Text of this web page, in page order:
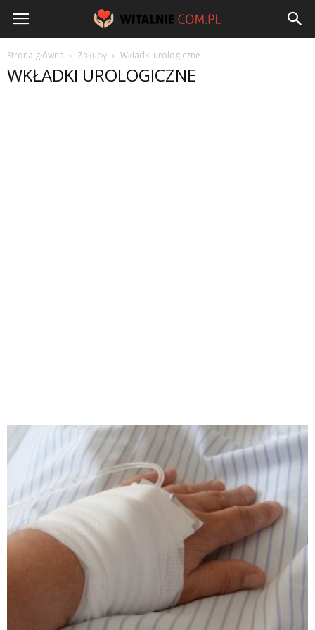
Witalnie.com.pl
Strona główna Zakupy Wkładki urologiczne
WKŁADKI UROLOGICZNE